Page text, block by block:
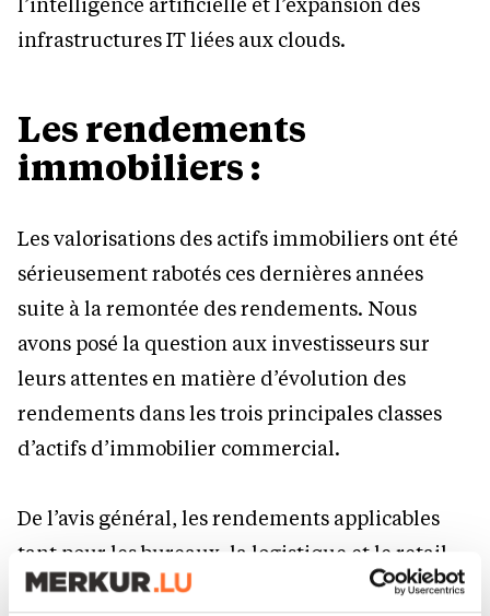
infrastructures IT liées aux clouds.
Les rendements
immobiliers :
Les valorisations des actifs immobiliers ont été
sérieusement rabotés ces dernières années
suite à la remontée des rendements. Nous
avons posé la question aux investisseurs sur
leurs attentes en matière d’évolution des
rendements dans les trois principales classes
d’actifs d’immobilier commercial.
De l’avis général, les rendements applicables
tant pour les bureaux, la logistique et le retail
vont rester stables en 2025. En Belgique,